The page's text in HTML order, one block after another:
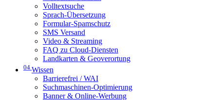
Volltextsuche
Sprach-Übersetzung
Formular-Spamschutz
SMS Versand
Video & Streaming
FAQ zu Cloud-Diensten
Landkarten & Geoverortung
04 Wissen
Barrierefrei / WAI
Suchmaschinen-Optimierung
Banner & Online-Werbung